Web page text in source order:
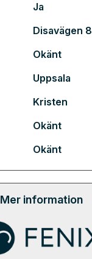
Ja
Disavägen 8
Okänt
Uppsala
Kristen
Okänt
Okänt
Mer information